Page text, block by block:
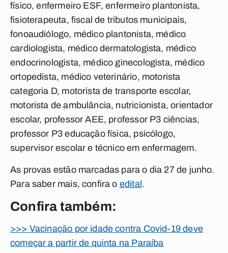
físico, enfermeiro ESF, enfermeiro plantonista,
fisioterapeuta, fiscal de tributos municipais,
fonoaudiólogo, médico plantonista, médico
cardiologista, médico dermatologista, médico
endocrinologista, médico ginecologista, médico
ortopedista, médico veterinário, motorista
categoria D, motorista de transporte escolar,
motorista de ambulância, nutricionista, orientador
escolar, professor AEE, professor P3 ciências,
professor P3 educação física, psicólogo,
supervisor escolar e técnico em enfermagem.
As provas estão marcadas para o dia 27 de junho.
Para saber mais, confira o edital .
Confira também:
>>> Vacinação por idade contra Covid-19 deve
começar a partir de quinta na Paraíba